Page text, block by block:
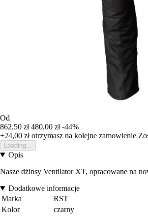
Od
862,50 zł 480,00 zł -44%
+24,00 złotrzymasz na kolejne zamowienie
Loading...
Opis
Nasze dżinsy Ventilator XT, opracowane na
Dodatkowe informacje
Marka
RST
Kolor
czarny